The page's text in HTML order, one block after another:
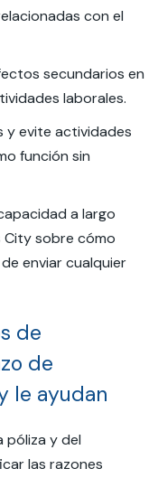
con el
secundarios en
laborales.
y evite actividades
función sin
a largo
City sobre cómo
enviar cualquier
de
de
le ayudan
póliza y del
las razones